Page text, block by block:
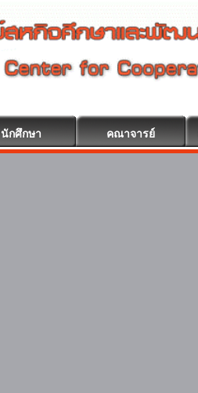
นักศึกษา คณาจารย์